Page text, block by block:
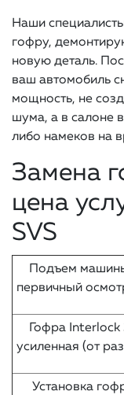
Наши
гофру,
новую деталь.
ваш автомобиль
мощность, не
шума, а в салоне
либо намеков на
Замена
цена
SVS
Подъем машины
первичный
Гофра Interlock
усиленная (от
Установка